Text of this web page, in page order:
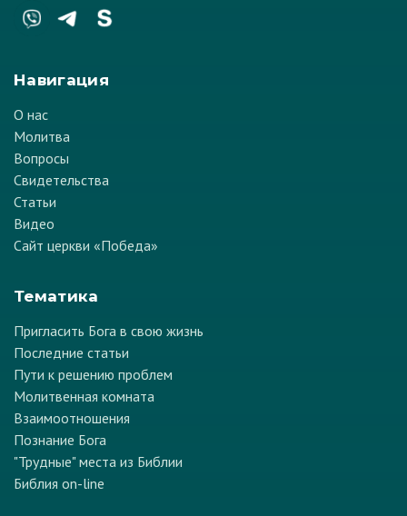
Навигация
О нас
Молитва
Вопросы
Свидетельства
Статьи
Видео
Сайт церкви «Победа»
Тематика
Пригласить Бога в свою жизнь
Последние статьи
Пути к решению проблем
Молитвенная комната
Взаимоотношения
Познание Бога
"Трудные" места из Библии
Библия on-line